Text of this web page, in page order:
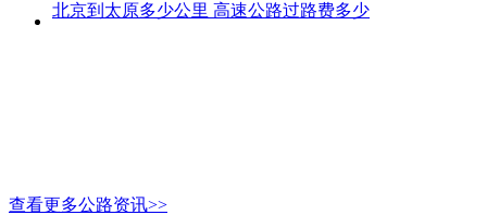
北京到太原多少公里 高速公路过路费多少
查看更多公路资讯>>